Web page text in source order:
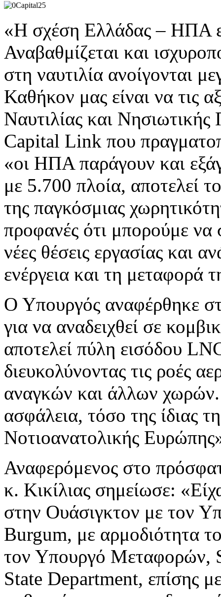
«Η σχέση Ελλάδας – ΗΠΑ
Αναβαθμίζεται και
στη ναυτιλία ανοίγονται
Καθήκον μας είναι να τις
Ναυτιλίας και Νησιωτικής
Capital Link που
«οι ΗΠΑ παράγουν και
με 5.700 πλοία, αποτελεί
της παγκόσμιας
προφανές ότι μπορούμε να
νέες θέσεις εργασίας και
ενέργεια και τη μεταφορά
Ο Υπουργός αναφέρθηκε
για να αναδειχθεί σε
αποτελεί πύλη εισόδου
διευκολύνοντας τις ροές
αναγκών και άλλων χωρών.
ασφάλεια, τόσο της ίδιας
Νοτιοανατολικής
Αναφερόμενος στο
κ. Κικίλιας σημείωσε:
στην Ουάσιγκτον με τον
Burgum, με αρμοδιότητα
τον Υπουργό Μεταφορών,
State Department, επίσης